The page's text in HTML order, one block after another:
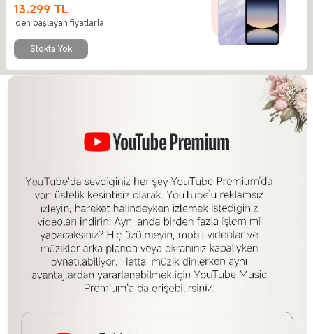
13.299 TL
Current Price TL13299
'den başlayan fiyatlarla
Stokta Yok